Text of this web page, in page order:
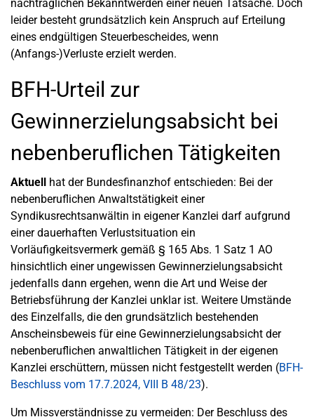
nachträglichen Bekanntwerden einer neuen Tatsache. Doch
leider besteht grundsätzlich kein Anspruch auf Erteilung
eines endgültigen Steuerbescheides, wenn
(Anfangs-)Verluste erzielt werden.
BFH-Urteil zur
Gewinnerzielungsabsicht bei
nebenberuflichen Tätigkeiten
Aktuell hat der Bundesfinanzhof entschieden: Bei der
nebenberuflichen Anwaltstätigkeit einer
Syndikusrechtsanwältin in eigener Kanzlei darf aufgrund
einer dauerhaften Verlustsituation ein
Vorläufigkeitsvermerk gemäß § 165 Abs. 1 Satz 1 AO
hinsichtlich einer ungewissen Gewinnerzielungsabsicht
jedenfalls dann ergehen, wenn die Art und Weise der
Betriebsführung der Kanzlei unklar ist. Weitere Umstände
des Einzelfalls, die den grundsätzlich bestehenden
Anscheinsbeweis für eine Gewinnerzielungsabsicht der
nebenberuflichen anwaltlichen Tätigkeit in der eigenen
Kanzlei erschüttern, müssen nicht festgestellt werden (BFH-
Beschluss vom 17.7.2024, VIII B 48/23).
Um Missverständnisse zu vermeiden: Der Beschluss des